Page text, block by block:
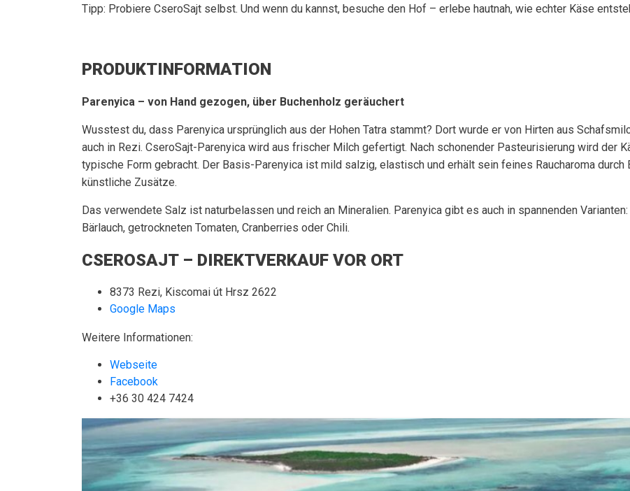
Tipp: Probiere CseroSajt selbst. Und wenn du kannst, besuche den Hof – erlebe hautnah, wie echter Käse
PRODUKTINFORMATION
Parenyica – von Hand gezogen, über Buchenholz geräuchert
Wusstest du, dass Parenyica ursprünglich aus der Hohen Tatra stammt? Dort wurde er von Hirten aus
auch in Rezi. CseroSajt-Parenyica wird aus frischer Milch gefertigt. Nach schonender Pasteurisierung wird der
typische Form gebracht. Der Basis-Parenyica ist mild salzig, elastisch und erhält sein feines Raucharoma
künstliche Zusätze.
Das verwendete Salz ist naturbelassen und reich an Mineralien. Parenyica gibt es auch in spannenden
Bärlauch, getrockneten Tomaten, Cranberries oder Chili.
CSEROSAJT – DIREKTVERKAUF VOR ORT
8373 Rezi, Kiscomai út Hrsz 2622
Google Maps
Weitere Informationen:
Webseite
Facebook
+36 30 424 7424